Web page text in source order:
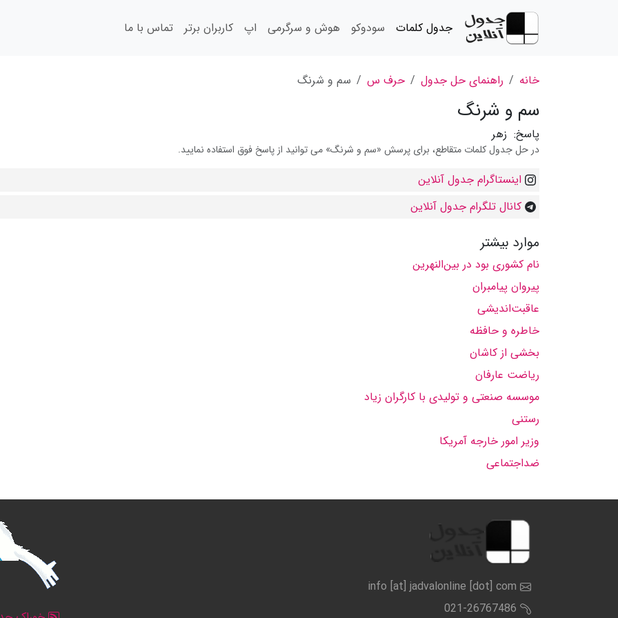
جدول کلمات سودوکو هوش و سرگرمی اپ کاربران برتر تماس با ما
خانه راهنمای حل جدول حرف س سم و شرنگ
سم و شرنگ
پاسخ: زهر
در حل جدول کلمات متقاطع، برای پرسش «سم و شرنگ» می توانید از پاسخ فوق استفاده نمایید.
اینستاگرام جدول آنلاین
کانال تلگرام جدول آنلاین
موارد بیشتر
نام کشوری بود در بین‌النهرین
پیروان پیامبران
عاقبت‌اندیشی
خاطره و حافظه
بخشی از کاشان
ریاضت عارفان
موسسه صنعتی و تولیدی با کارگران زیاد
رستنی
وزیر امور خارجه آمریکا
ضداجتماعی
info [at] jadvalonline [dot] com
021-26767486